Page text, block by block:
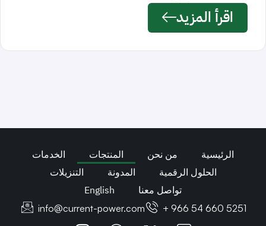
اقرأ المزيد
الرئيسية من نحن المنتجات
الخدمات
الحلول الرقمية
المدونة
التنزيلات
تواصل معنا
English
info@current-power.com + 966 54 660 5251